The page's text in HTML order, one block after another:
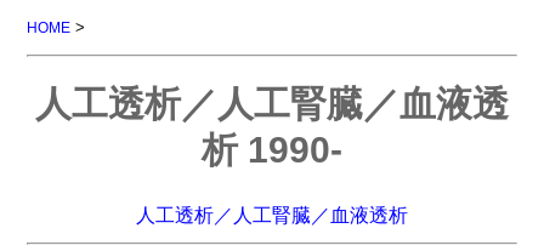
HOME >
人工透析／人工腎臓／血液透
析 1990-
人工透析／人工腎臓／血液透析